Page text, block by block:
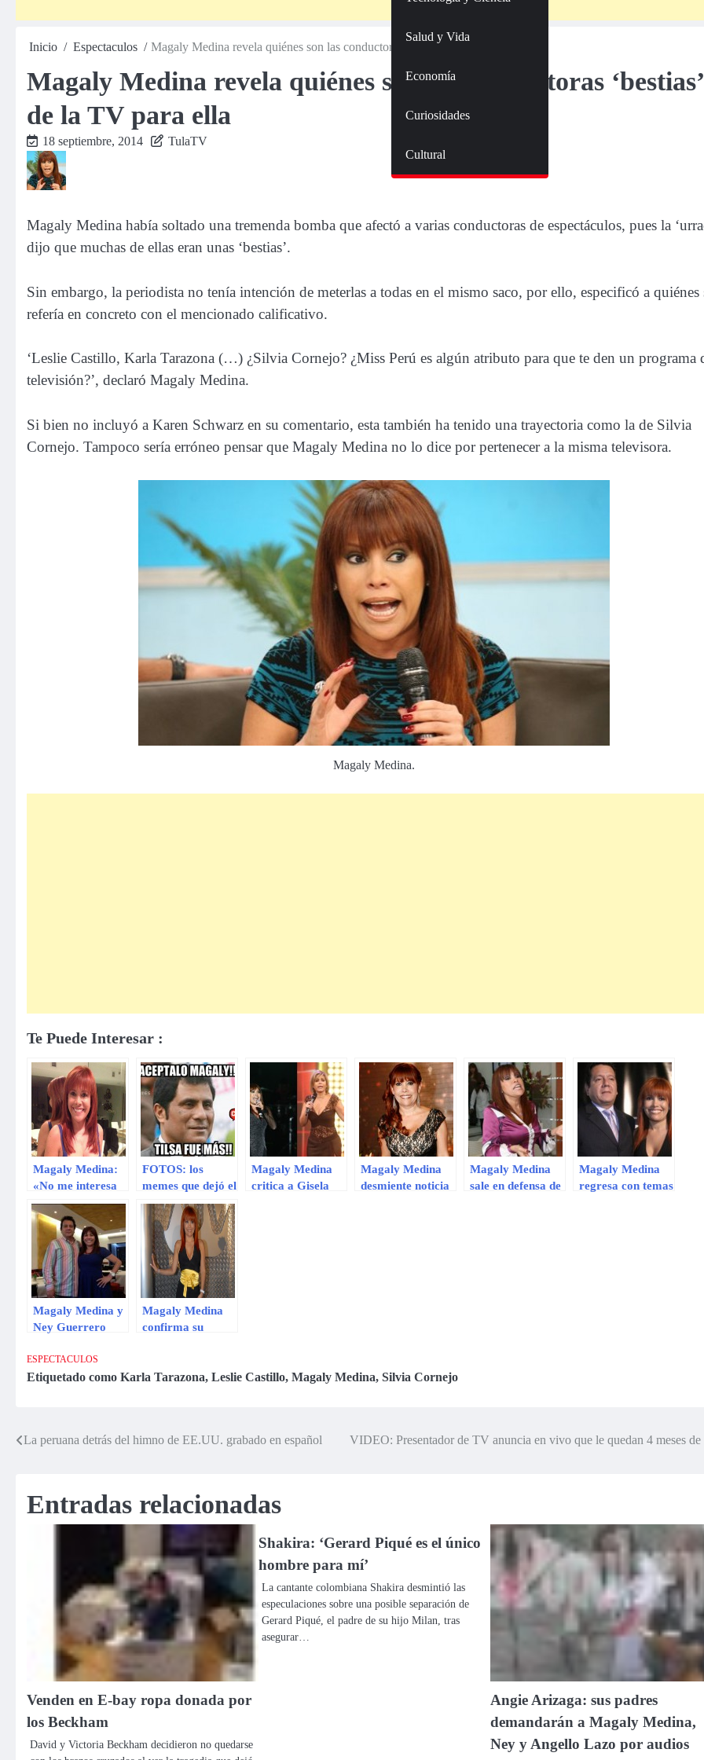
Salud y Vida
Economía
Curiosidades
Cultural
Inicio Espectaculos Magaly Medina revela quiénes son las conductoras ‘bestias’ de la TV para ella
Magaly Medina revela quiénes son las conductoras ‘bestias’
de la TV para ella
18 septiembre, 2014 TulaTV
Magaly Medina había soltado una tremenda bomba que afectó a varias conductoras de espectáculos, pues la
dijo que muchas de ellas eran unas ‘bestias’.
Sin embargo, la periodista no tenía intención de meterlas a todas en el mismo saco, por ello, especificó a quiénes
refería en concreto con el mencionado calificativo.
‘Leslie Castillo, Karla Tarazona (…) ¿Silvia Cornejo? ¿Miss Perú es algún atributo para que te den un programa
televisión?’, declaró Magaly Medina.
Si bien no incluyó a Karen Schwarz en su comentario, esta también ha tenido una trayectoria como la de Silvia
Cornejo. Tampoco sería erróneo pensar que Magaly Medina no lo dice por pertenecer a la misma televisora.
Magaly Medina.
Te Puede Interesar :
Magaly Medina:
«No me interesa
crear más
monstruos. Hay
mucho ‘bagre’ en
la televisión»
FOTOS: los
memes que dejó el
acalorado
encuentro entre
Magaly Medina y
Tilsa Lozano
Magaly Medina
critica a Gisela
Magaly Medina
desmiente noticia
Magaly Medina
sale en defensa de
Magaly Medina
regresa con temas
Magaly Medina y
Ney Guerrero
juntos
Magaly Medina
confirma su
ESPECTACULOS
Etiquetado como Karla Tarazona, Leslie Castillo, Magaly Medina, Silvia Cornejo
Navegación
entradas
La peruana detrás del himno de EE.UU. grabado en español VIDEO: Presentador de TV anuncia en vivo que le quedan 4 meses de
Entradas relacionadas
Venden en E-bay ropa donada por
los Beckham
David y Victoria Beckham decidieron no quedarse
Shakira: ‘Gerard Piqué es el único
hombre para mí’
La cantante colombiana Shakira desmintió las
especulaciones sobre una posible separación de
Gerard Piqué, el padre de su hijo Milan, tras
asegurar…
Angie Arizaga: sus padres
demandarán a Magaly Medina,
Ney y Angello Lazo por audios